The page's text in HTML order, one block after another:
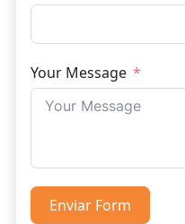
Your Message
Enviar Form